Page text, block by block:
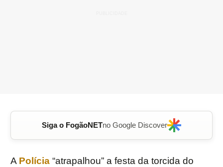
Siga o FogãoNETno Google Discover
A Polícia “atrapalhou” a festa da torcida do